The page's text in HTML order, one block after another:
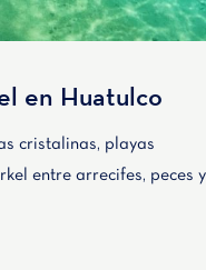
en Huatulco
cristalinas, playas
entre arrecifes, peces y